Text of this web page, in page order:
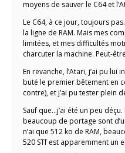
moyens de sauver le C64 et
Le C64, à ce jour, toujours
la ligne de RAM. Mais mes
limitées, et mes difficultés
charcuter la machine. Peut-
En revanche, l’Atari, j’ai pu lui
buté le premier bêtement en
contre), et j’ai pu tester plein
Sauf que…j’ai été un peu
beaucoup de portage sont
n’ai que 512 ko de RAM,
520 STf est apparemment un